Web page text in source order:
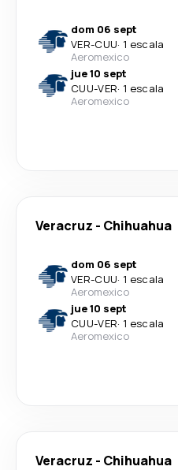
dom 06 sept
VER-CUU· 1 escala
Aeromexico
jue 10 sept
CUU-VER· 1 escala
Aeromexico
Veracruz - Chihuahua
dom 06 sept
VER-CUU· 1 escala
Aeromexico
jue 10 sept
CUU-VER· 1 escala
Aeromexico
Veracruz - Chihuahua